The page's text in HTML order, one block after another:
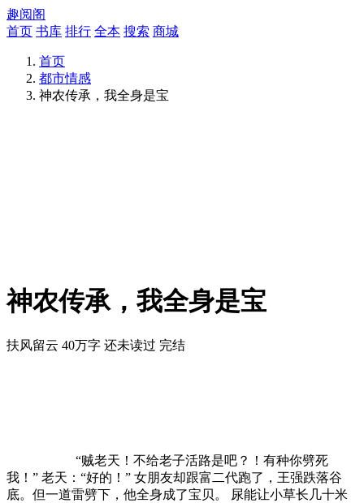
趣阅阁
首页 书库 排行 全本 搜索 商城
首页
都市情感
神农传承，我全身是宝
神农传承，我全身是宝
扶风留云 40万字 还未读过 完结
“贼老天！不给老子活路是吧？！有种你劈死
我！” 老天：“好的！” 女朋友却跟富二代跑了，王强跌落谷
底。但一道雷劈下，他全身成了宝贝。 尿能让小草长几十米